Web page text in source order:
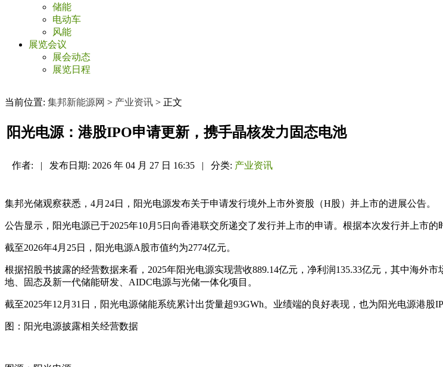
储能
电动车
风能
展览会议
展会动态
展览日程
当前位置: 集邦新能源网 > 产业资讯 > 正文
阳光电源：港股IPO申请更新，携手晶核发力固态电池
作者: | 发布日期: 2026 年 04 月 27 日 16:35 | 分类: 产业资讯
集邦光储观察获悉，4月24日，阳光电源发布关于申请发行境外上市外资股（H股）并上市的进展公告。
公告显示，阳光电源已于2025年10月5日向香港联交所递交了发行并上市的申请。根据本次发行并上市
截至2026年4月25日，阳光电源A股市值约为2774亿元。
根据招股书披露的经营数据来看，2025年阳光电源实现营收889.14亿元，净利润135.33亿元，其中海外
地、固态及新一代储能研发、AIDC电源与光储一体化项目。
截至2025年12月31日，阳光电源储能系统累计出货量超93GWh。业绩端的良好表现，也为阳光电源港股
图：阳光电源披露相关经营数据